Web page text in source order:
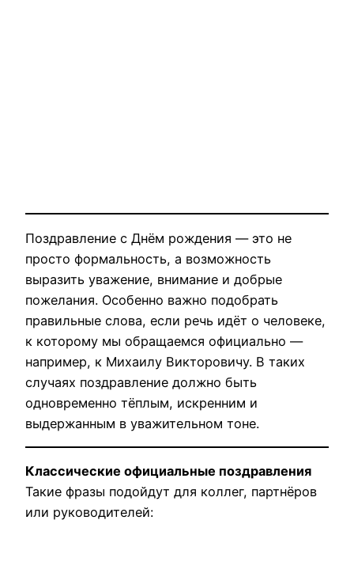
Поздравление с Днём рождения — это не
просто формальность, а возможность
выразить уважение, внимание и добрые
пожелания. Особенно важно подобрать
правильные слова, если речь идёт о человеке,
к которому мы обращаемся официально —
например, к Михаилу Викторовичу. В таких
случаях поздравление должно быть
одновременно тёплым, искренним и
выдержанным в уважительном тоне.
Классические официальные поздравления
Такие фразы подойдут для коллег, партнёров
или руководителей: